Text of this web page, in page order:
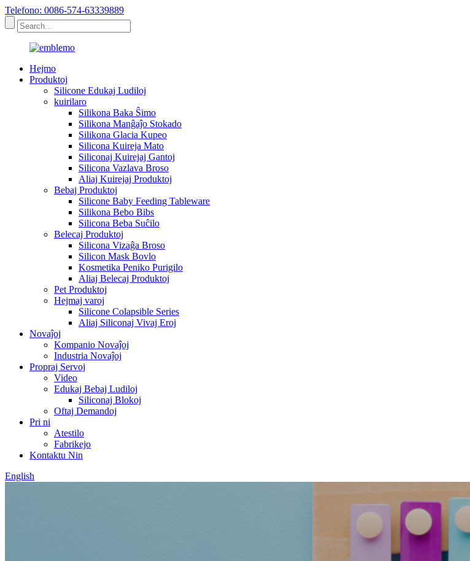
Telefono: 0086-574-63339889
Hejmo
Produktoj
Silicone Edukaj Ludiloj
kuirilaro
Silikona Baka Ŝimo
Silikona Manĝaĵo Stokado
Silikona Glacia Kupeo
Silicona Kuireja Mato
Siliconaj Kuirejaj Gantoj
Silicona Vazlava Broso
Aliaj Kuirejaj Produktoj
Bebaj Produktoj
Silicone Baby Feeding Tableware
Silikona Bebo Bibs
Silicona Beba Suĉilo
Belecaj Produktoj
Silicona Vizaĝa Broso
Silicon Mask Bovlo
Kosmetika Peniko Purigilo
Aliaj Belecaj Produktoj
Pet Produktoj
Hejmaj varoj
Silicone Colapsible Series
Aliaj Siliconaj Vivaj Eroj
Novaĵoj
Kompanio Novaĵoj
Industria Novaĵoj
Propraj Servoj
Video
Edukaj Bebaj Ludiloj
Siliconaj Blokoj
Oftaj Demandoj
Pri ni
Atestilo
Fabrikejo
Kontaktu Nin
English